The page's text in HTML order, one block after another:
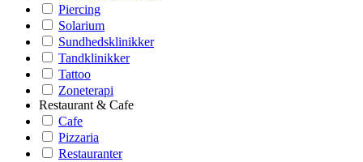
Piercing
Solarium
Sundhedsklinikker
Tandklinikker
Tattoo
Zoneterapi
Restaurant & Cafe
Cafe
Pizzaria
Restauranter